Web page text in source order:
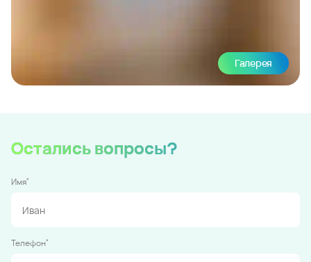
Галерея
Остались вопросы?
Имя*
Телефон*